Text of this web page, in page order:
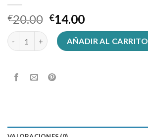
€20.00 €14.00
sombrero playa cantidadAÑADIR AL CARRITO